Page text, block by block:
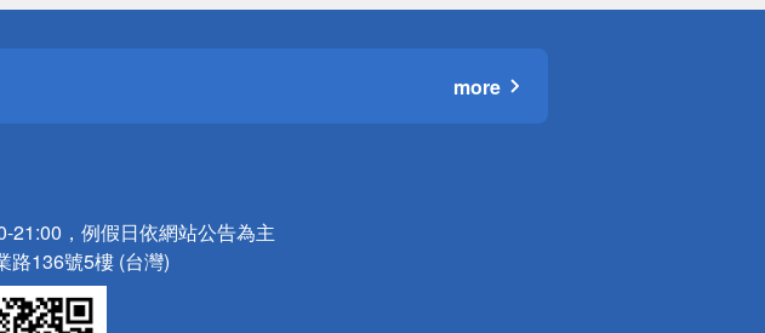
more
21:00，例假日依網站公告為主
路136號5樓 (台灣)